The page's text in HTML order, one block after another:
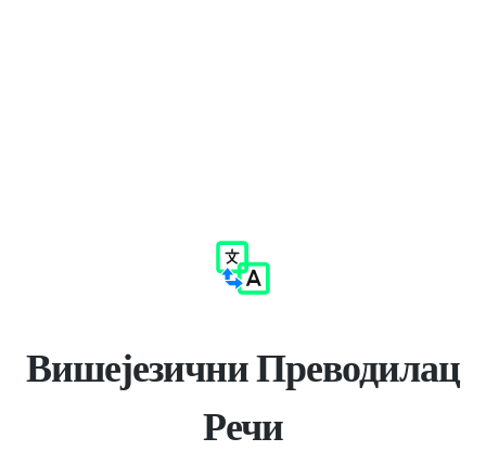
Вишејезични Преводилац
Речи